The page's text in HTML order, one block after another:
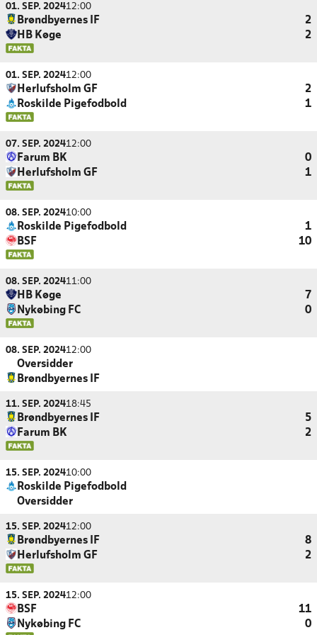
01. SEP. 202412:00
Brøndbyernes IF
2
HB Køge
2
01. SEP. 202412:00
Herlufsholm GF
2
Roskilde Pigefodbold
1
07. SEP. 202412:00
Farum BK
0
Herlufsholm GF
1
08. SEP. 202410:00
Roskilde Pigefodbold
1
BSF
10
08. SEP. 202411:00
HB Køge
7
Nykøbing FC
0
08. SEP. 202412:00
Oversidder
Brøndbyernes IF
11. SEP. 202418:45
Brøndbyernes IF
5
Farum BK
2
15. SEP. 202410:00
Roskilde Pigefodbold
Oversidder
15. SEP. 202412:00
Brøndbyernes IF
8
Herlufsholm GF
2
15. SEP. 202412:00
BSF
11
Nykøbing FC
0